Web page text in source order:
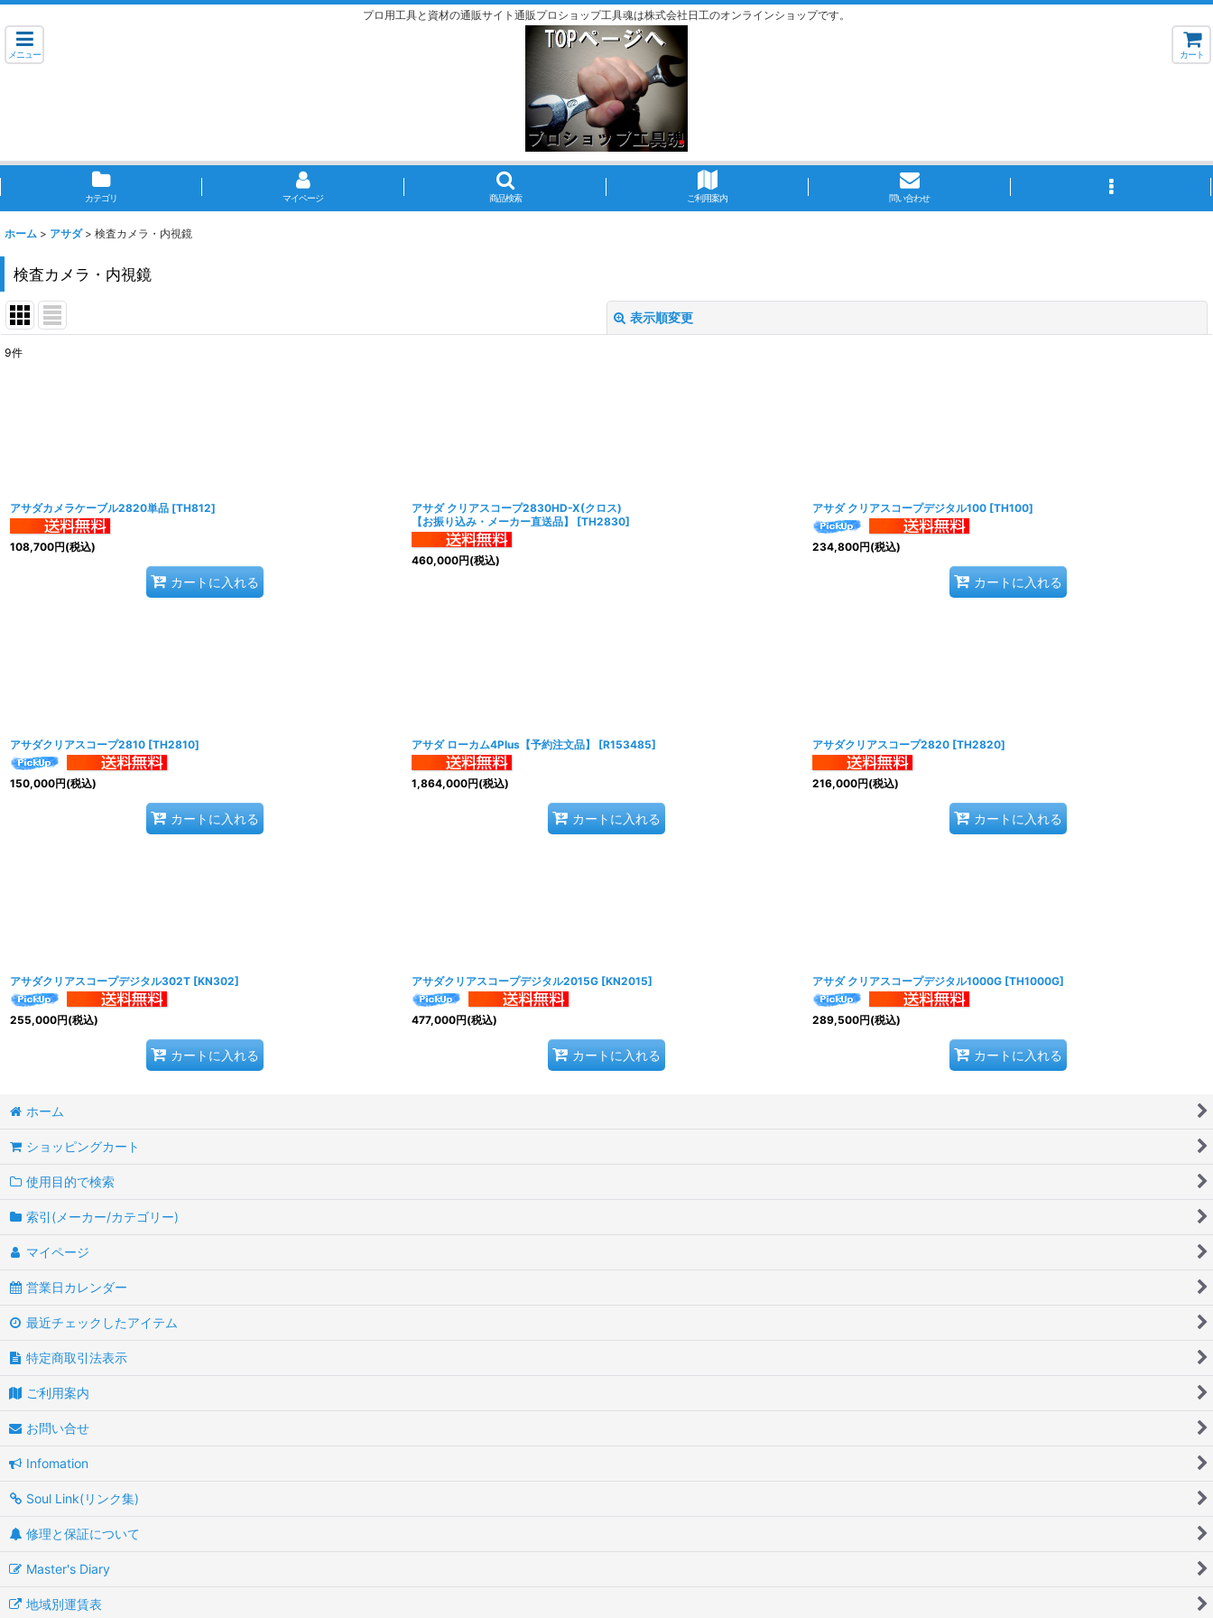
プロ用工具と資材の通販サイト通販プロショップ工具魂は株式会社日工のオンラインショップです。
メニュー カート
カテゴリ マイページ 商品検索 ご利用案内 問い合わせ
ホーム > アサダ > 検査カメラ・内視鏡
検査カメラ・内視鏡
表示順変更
9件
アサダカメラケーブル2820単品 [TH812]
108,700円(税込)
カートに入れる
アサダ クリアスコープ2830HD-X(クロス)
【お振り込み・メーカー直送品】
[TH2830]
460,000円(税込)
アサダ クリアスコープデジタル100 [TH100]
234,800円(税込)
カートに入れる
アサダクリアスコープ2810 [TH2810]
150,000円(税込)
カートに入れる
アサダ ローカム4Plus【予約注文品】 [R153485]
1,864,000円(税込)
カートに入れる
アサダクリアスコープ2820 [TH2820]
216,000円(税込)
カートに入れる
アサダクリアスコープデジタル302T [KN302]
255,000円(税込)
カートに入れる
アサダクリアスコープデジタル2015G [KN2015]
477,000円(税込)
カートに入れる
アサダ クリアスコープデジタル1000G [TH1000G]
289,500円(税込)
カートに入れる
ホーム
ショッピングカート
使用目的で検索
索引(メーカー/カテゴリー)
マイページ
営業日カレンダー
最近チェックしたアイテム
特定商取引法表示
ご利用案内
お問い合せ
Infomation
Soul Link(リンク集)
修理と保証について
Master's Diary
地域別運賃表